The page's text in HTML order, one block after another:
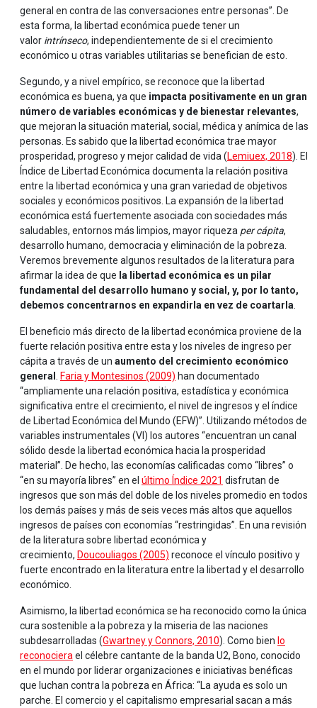
general en contra de las conversaciones entre personas”. De
esta forma, la libertad económica puede tener un
valor intrínseco, independientemente de si el crecimiento
económico u otras variables utilitarias se benefician de esto.
Segundo, y a nivel empírico, se reconoce que la libertad
económica es buena, ya que impacta positivamente en un gran
número de variables económicas y de bienestar relevantes,
que mejoran la situación material, social, médica y anímica de las
personas. Es sabido que la libertad económica trae mayor
prosperidad, progreso y mejor calidad de vida (Lemiuex, 2018). El
Índice de Libertad Económica documenta la relación positiva
entre la libertad económica y una gran variedad de objetivos
sociales y económicos positivos. La expansión de la libertad
económica está fuertemente asociada con sociedades más
saludables, entornos más limpios, mayor riqueza per cápita,
desarrollo humano, democracia y eliminación de la pobreza.
Veremos brevemente algunos resultados de la literatura para
afirmar la idea de que la libertad económica es un pilar
fundamental del desarrollo humano y social, y, por lo tanto,
debemos concentrarnos en expandirla en vez de coartarla
El beneficio más directo de la libertad económica proviene de la
fuerte relación positiva entre esta y los niveles de ingreso per
cápita a través de un aumento del crecimiento económico
general
Faria y Montesinos (2009) han documentado
“ampliamente una relación positiva, estadística y económica
significativa entre el crecimiento, el nivel de ingresos y el índice
de Libertad Económica del Mundo (EFW)”. Utilizando métodos de
variables instrumentales (VI) los autores “encuentran un canal
sólido desde la libertad económica hacia la prosperidad
material”. De hecho, las economías calificadas como “libres” o
“en su mayoría libres” en el último Índice 2021 disfrutan de
ingresos que son más del doble de los niveles promedio en todos
los demás países y más de seis veces más altos que aquellos
ingresos de países con economías “restringidas”. En una revisión
de la literatura sobre libertad económica y
crecimiento, Doucouliagos (2005) reconoce el vínculo positivo y
fuerte encontrado en la literatura entre la libertad y el desarrollo
económico.
Asimismo, la libertad económica se ha reconocido como la única
cura sostenible a la pobreza y la miseria de las naciones
subdesarrolladas (Gwartney y Connors, 2010). Como bien lo
reconociera el célebre cantante de la banda U2, Bono, conocido
en el mundo por liderar organizaciones e iniciativas benéficas
que luchan contra la pobreza en África: “La ayuda es solo un
parche. El comercio y el capitalismo empresarial sacan a más